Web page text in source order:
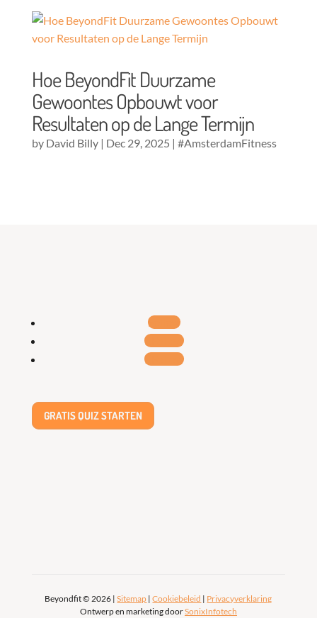
Hoe BeyondFit Duurzame
Gewoontes Opbouwt voor
Resultaten op de Lange Termijn
by David Billy| Dec 29, 2025 | #AmsterdamFitness
Follow
Follow
Follow
GRATIS QUIZ STARTEN
Beyondfit © 2026 |Sitemap |Cookiebeleid | Privacyverklaring
Ontwerp en marketing doorSonixInfotech